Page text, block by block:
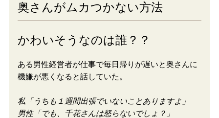
奥さんがムカつかない方法
かわいそうなのは誰？？
ある男性経営者が仕事で毎日帰りが遅いと奥さんに
機嫌が悪くなると話していた。
私「うちも１週間出張でいないことありますよ」
男性「でも、千花さんは怒らないでしょ？」